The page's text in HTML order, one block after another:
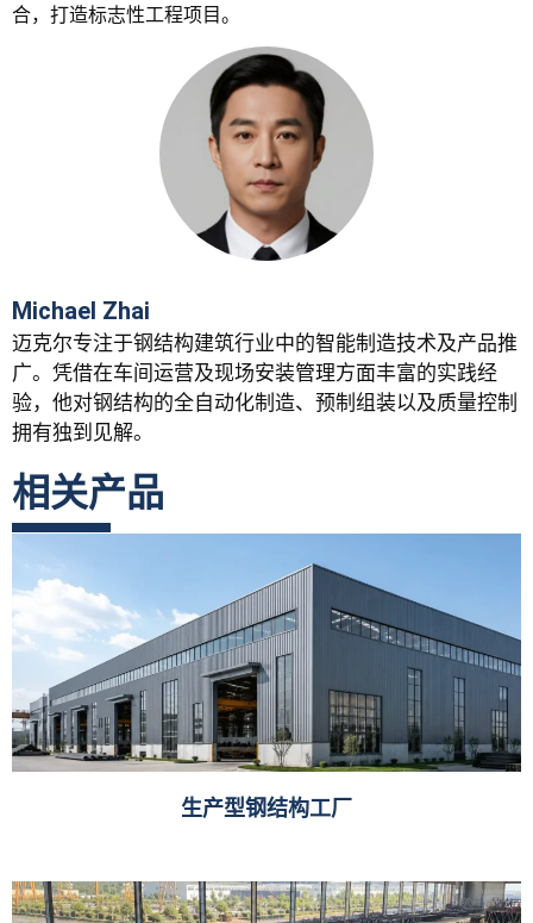
合，打造标志性工程项目。
Michael Zhai
迈克尔专注于钢结构建筑行业中的智能制造技术及产品推
广。凭借在车间运营及现场安装管理方面丰富的实践经
验，他对钢结构的全自动化制造、预制组装以及质量控制
拥有独到见解。
相关产品
生产型钢结构工厂